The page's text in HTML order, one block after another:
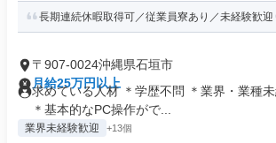
長期連続休暇取得可／従業員寮あり／未経験歓迎
〒907-0024沖縄県石垣市
月給25万円以上
求めている人材 ＊学歴不問 ＊業界・業種
＊基本的なPC操作がで...
業界未経験歓迎 +13個